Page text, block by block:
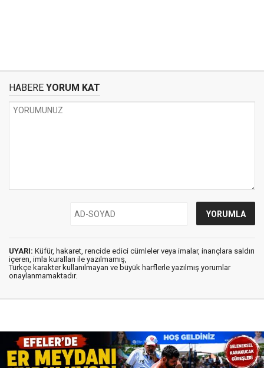
HABERE YORUM KAT
UYARI: Küfür, hakaret, rencide edici cümleler veya imalar, inançlara saldırı
içeren, imla kuralları ile yazılmamış,
Türkçe karakter kullanılmayan ve büyük harflerle yazılmış yorumlar
onaylanmamaktadır.